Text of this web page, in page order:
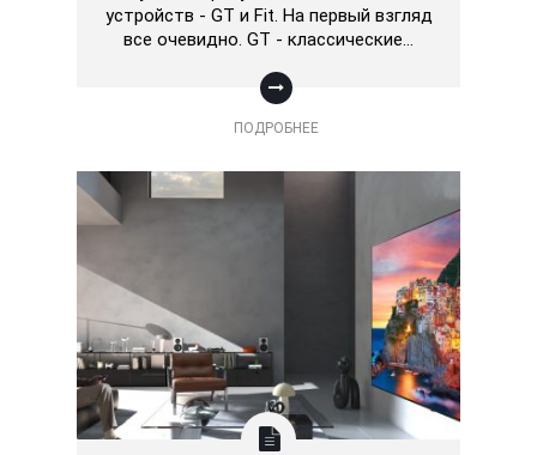
устройств - GT и Fit. На первый взгляд
все очевидно. GT - классические…
ПОДРОБНЕЕ